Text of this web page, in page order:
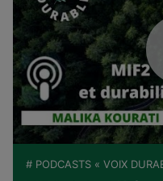
# PODCASTS « VOIX